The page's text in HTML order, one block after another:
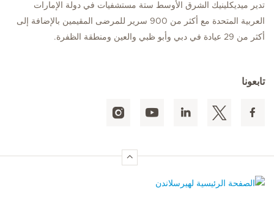
تدير ميديكلينيك الشرق الأوسط ستة مستشفيات في دولة الإمارات
العربية المتحدة مع أكثر من 900 سرير للمرضى المقيمين بالإضافة إلى
أكثر من 29 عيادة في دبي وأبو ظبي والعين ومنطقة الظفرة.
تابعونا